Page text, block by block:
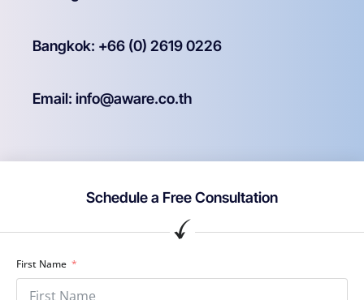
Bangkok: +66 (0) 2619 0226
Email: info@aware.co.th
Schedule a Free Consultation
First Name